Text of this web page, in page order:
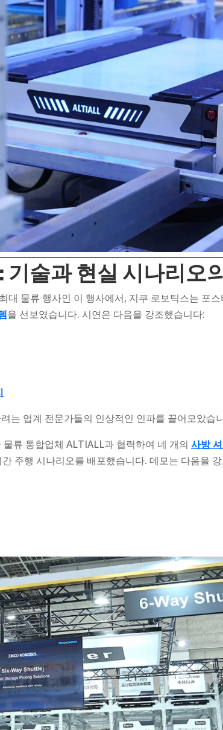
기술과 현실 시나리오
대 물류 행사인 이 행사에서, 지쿠 로보틱스는 포
을 선보였습니다. 시연은 다음을 강조했습니다:
는 업계 전문가들의 인상적인 인파를 끌어모았습
물류 통합업체 ALTIALL과 협력하여 네 개의 사방
주행 시나리오를 배포했습니다. 데모는 다음을